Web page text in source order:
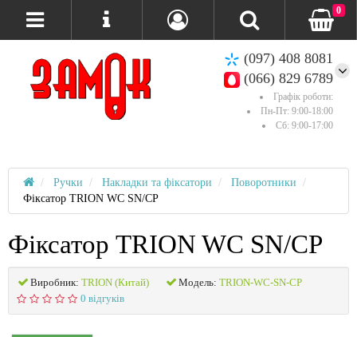
(097) 408 8081
(066) 829 6789
Графік роботи:
Пн-Пт: 9:00-18:00
Сб: 9:00-17:00
0
Ручки Накладки та фіксатори
Поворотники
Фіксатор TRION WC SN/CP
Фіксатор TRION WC SN/CP
Виробник: TRION (Китай) Модель: TRION-WC-SN-CP
0 відгуків